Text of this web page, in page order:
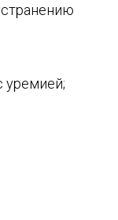
уремией;